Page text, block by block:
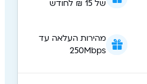
של 15 ₪ לחודש
מהירות העלאה עד
250Mbps